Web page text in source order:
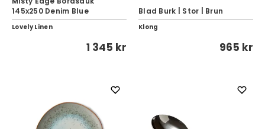
145x250 Denim Blue
Lovely Linen
1 345 kr
Blad Burk | Stor | Brun
Klong
965 kr